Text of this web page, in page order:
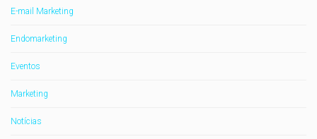
E-mail Marketing
Endomarketing
Eventos
Marketing
Notícias